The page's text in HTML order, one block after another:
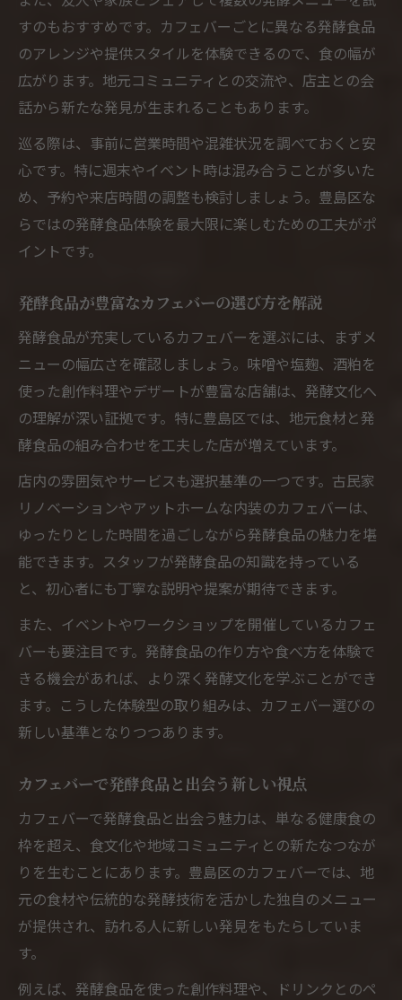
すのもおすすめです。カフェバーごとに異なる発酵食品
のアレンジや提供スタイルを体験できるので、食の幅が
広がります。地元コミュニティとの交流や、店主との会
話から新たな発見が生まれることもあります。
巡る際は、事前に営業時間や混雑状況を調べておくと安
心です。特に週末やイベント時は混み合うことが多いた
め、予約や来店時間の調整も検討しましょう。豊島区な
らではの発酵食品体験を最大限に楽しむための工夫がポ
イントです。
発酵食品が豊富なカフェバーの選び方を解説
発酵食品が充実しているカフェバーを選ぶには、まずメ
ニューの幅広さを確認しましょう。味噌や塩麹、酒粕を
使った創作料理やデザートが豊富な店舗は、発酵文化へ
の理解が深い証拠です。特に豊島区では、地元食材と発
酵食品の組み合わせを工夫した店が増えています。
店内の雰囲気やサービスも選択基準の一つです。古民家
リノベーションやアットホームな内装のカフェバーは、
ゆったりとした時間を過ごしながら発酵食品の魅力を堪
能できます。スタッフが発酵食品の知識を持っている
と、初心者にも丁寧な説明や提案が期待できます。
また、イベントやワークショップを開催しているカフェ
バーも要注目です。発酵食品の作り方や食べ方を体験で
きる機会があれば、より深く発酵文化を学ぶことができ
ます。こうした体験型の取り組みは、カフェバー選びの
新しい基準となりつつあります。
カフェバーで発酵食品と出会う新しい視点
カフェバーで発酵食品と出会う魅力は、単なる健康食の
枠を超え、食文化や地域コミュニティとの新たなつなが
りを生むことにあります。豊島区のカフェバーでは、地
元の食材や伝統的な発酵技術を活かした独自のメニュー
が提供され、訪れる人に新しい発見をもたらしていま
す。
例えば、発酵食品を使った創作料理や、ドリンクとのペ